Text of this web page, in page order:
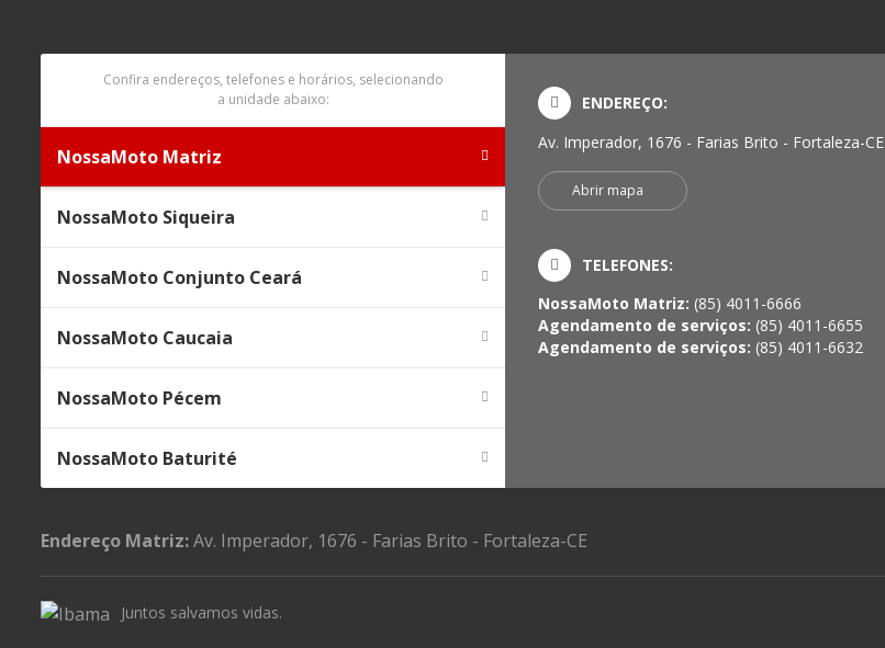
Confira endereços, telefones e horários, selecionando
a unidade abaixo:
NossaMoto Matriz
NossaMoto Siqueira
NossaMoto Conjunto Ceará
NossaMoto Caucaia
NossaMoto Pécem
NossaMoto Baturité
ENDEREÇO:
Av. Imperador, 1676 - Farias Brito - Fortaleza-CE
Abrir mapa
TELEFONES:
NossaMoto Matriz: (85) 4011-6666
Agendamento de serviços: (85) 4011-6655
Agendamento de serviços: (85) 4011-6632
Endereço Matriz:Av. Imperador, 1676 - Farias Brito - Fortaleza-CE
Juntos salvamos vidas.